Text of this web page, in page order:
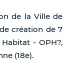
de la Ville de
création de 7
- OPH?,
(18e).